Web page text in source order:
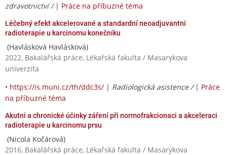
zdravotnictví / | Práce na příbuzné téma
Léčebný efekt akcelerované a standardní neoadjuvantní
radioterapie u karcinomu konečníku
(Havlásková Havlásková)
2022, Bakalářská práce, Lékařská fakulta / Masarykova
univerzita
• https://is.muni.cz/th/ddc3s/ | Radiologická asistence / | Práce
na příbuzné téma
Akutní a chronické účinky záření při normofrakcionaci a akceleraci
radioterapie u karcinomu prsu
(Nicola Kočárová)
2016, Bakalářská práce, Lékařská fakulta / Masarykova